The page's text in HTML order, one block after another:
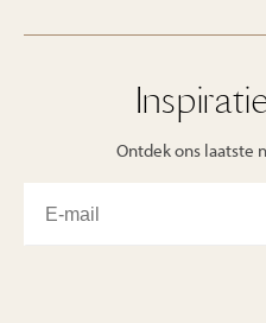
Ontdek ons laatste